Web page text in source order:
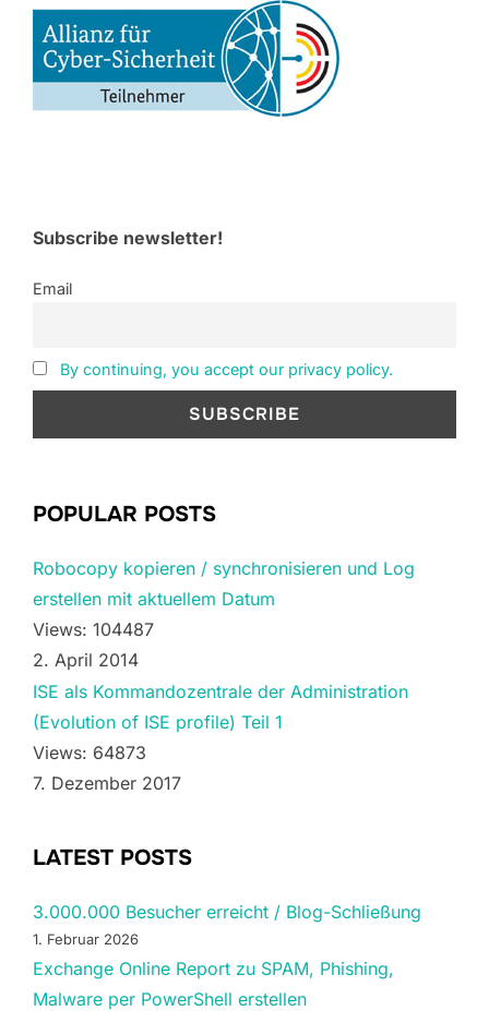
Subscribe newsletter!
Email
By continuing, you accept our privacy policy.
POPULAR POSTS
Robocopy kopieren / synchronisieren und Log
erstellen mit aktuellem Datum
Views: 104487
2. April 2014
ISE als Kommandozentrale der Administration
(Evolution of ISE profile) Teil 1
Views: 64873
7. Dezember 2017
LATEST POSTS
3.000.000 Besucher erreicht / Blog-Schließung
1. Februar 2026
Exchange Online Report zu SPAM, Phishing,
Malware per PowerShell erstellen